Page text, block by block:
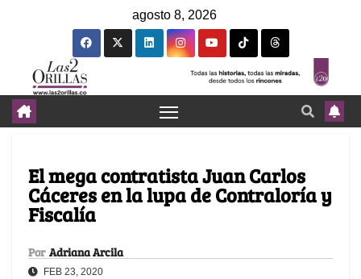
agosto 8, 2026
El mega contratista Juan Carlos
Cáceres en la lupa de Contraloría y
Fiscalía
Por Adriana Arcila
FEB 23, 2020